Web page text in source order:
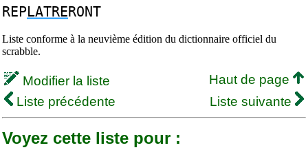
REPLATRERONT
Liste conforme à la neuvième édition du dictionnaire officiel du
scrabble.
Modifier la liste
Haut de page
Liste précédente
Liste suivante
Voyez cette liste pour :